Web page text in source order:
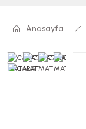
Anasayfa